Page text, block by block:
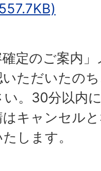
確定のご案内
ただいたの
。30分以内
キャンセル
します。